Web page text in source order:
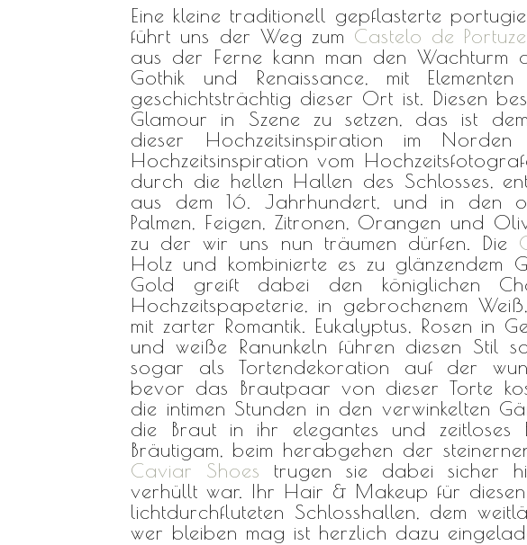
Eine kleine traditionell gepflasterte
führt uns der Weg zum Castelo de
aus der Ferne kann man den Wachturm
Gothik und Renaissance, mit
geschichtsträchtig dieser Ort ist. Diesen
Glamour in Szene zu setzen, das ist
dieser Hochzeitsinspiration im
Hochzeitsinspiration vom
durch die hellen Hallen des Schlosses,
aus dem 16. Jahrhundert, und in den
Palmen, Feigen, Zitronen, Orangen und
zu der wir uns nun träumen dürfen. Die
Holz und kombinierte es zu glänzendem
Gold greift dabei den königlichen
Hochzeitspapeterie, in gebrochenem
mit zarter Romantik. Eukalyptus, Rosen in
und weiße Ranunkeln führen diesen Stil
sogar als Tortendekoration auf der
bevor das Brautpaar von dieser Torte
die intimen Stunden in den verwinkelten
die Braut in ihr elegantes und zeitloses
Bräutigam, beim herabgehen der
Caviar Shoes trugen sie dabei sicher
verhüllt war. Ihr Hair & Makeup für
lichtdurchfluteten Schlosshallen, dem
wer bleiben mag ist herzlich dazu